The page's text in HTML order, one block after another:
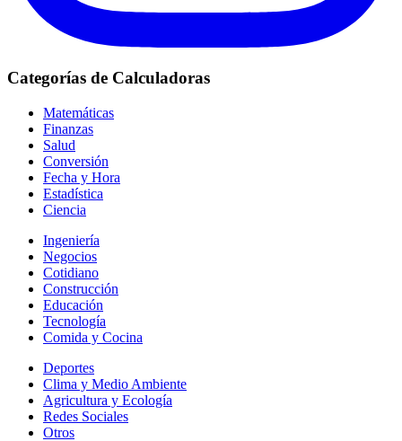
Categorías de Calculadoras
Matemáticas
Finanzas
Salud
Conversión
Fecha y Hora
Estadística
Ciencia
Ingeniería
Negocios
Cotidiano
Construcción
Educación
Tecnología
Comida y Cocina
Deportes
Clima y Medio Ambiente
Agricultura y Ecología
Redes Sociales
Otros